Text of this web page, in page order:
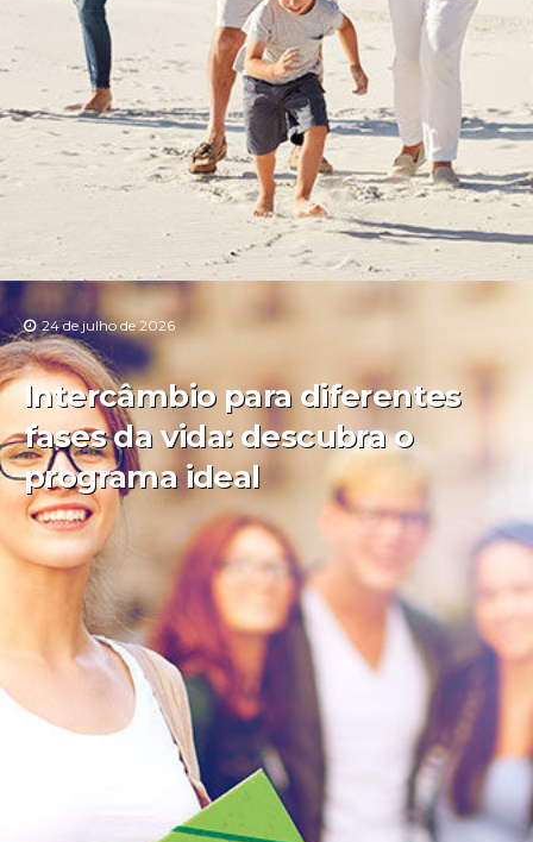
24 de julho de 2026
Intercâmbio para diferentes
fases da vida: descubra o
programa ideal